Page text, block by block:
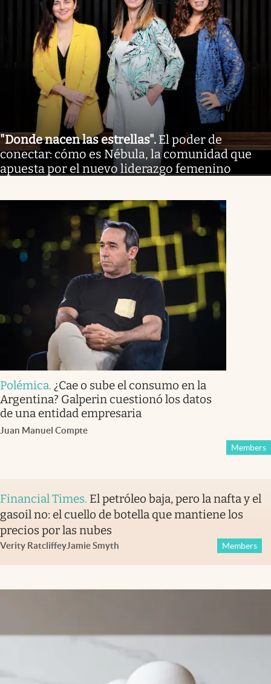
"Donde nacen las estrellas". El poder de
conectar: cómo es Nébula, la comunidad que
apuesta por el nuevo liderazgo femenino
Polémica. ¿Cae o sube el consumo en la
Argentina? Galperin cuestionó los datos
de una entidad empresaria
Juan Manuel Compte
Members
Financial Times. El petróleo baja, pero la nafta y el
gasoil no: el cuello de botella que mantiene los
precios por las nubes
Verity RatcliffeyJamie Smyth Members